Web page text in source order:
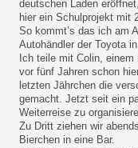
deutschen Laden
hier ein Schulprojekt mit
So kommt’s das ich am
Autohändler der Toyota
Ich teile mit Colin,
vor fünf Jahren schon
letzten Jährchen die
gemacht. Jetzt seit ein
Weiterreise zu
Zu Dritt ziehen wir
Bierchen in eine Bar.